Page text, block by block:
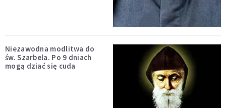
Niezawodna modlitwa do
św. Szarbela. Po 9 dniach
mogą dziać się cuda